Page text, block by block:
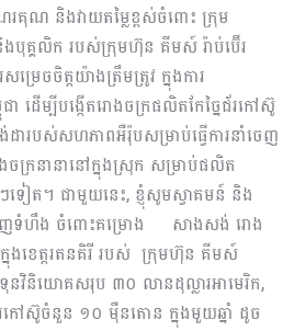
រគុណ និងវាយតម្លៃខ្ពស់ចំពោះ ក្រុម
ងបុគ្គលិក របស់ក្រុមហ៊ុន គីមស៍ រ៉ាប់ប៊ើរ
ម្រេចចិត្តយ៉ាងត្រឹមត្រូវ ក្នុងការ
ដើម្បីបង្កើតរោងចក្រផលិតកែច្នៃជ័រកៅស៊ូ
ដារបស់សហភាពអឺរ៉ុបសម្រាប់ធ្វើការនាំចេញ
ក្រនានានៅក្នុងស្រុក សម្រាប់ផលិត
ទៀត។ ជាមួយនេះ, ខ្ញុំសូមស្វាគមន៍ និង
ពេញទំហឹង ចំពោះគម្រោង សាងសង់ រោង
ងខេត្តរតនគិរី របស់ ក្រុមហ៊ុន គីមស៍
នវិនិយោគសរុប ៣០ លានដុល្លារអាមេរិក,
ៅស៊ូចំនួន ១០ ម៉ឺនតោន ក្នុងមួយឆ្នាំ ដូច